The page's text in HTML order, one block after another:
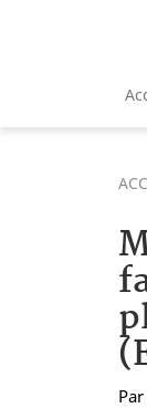
Par